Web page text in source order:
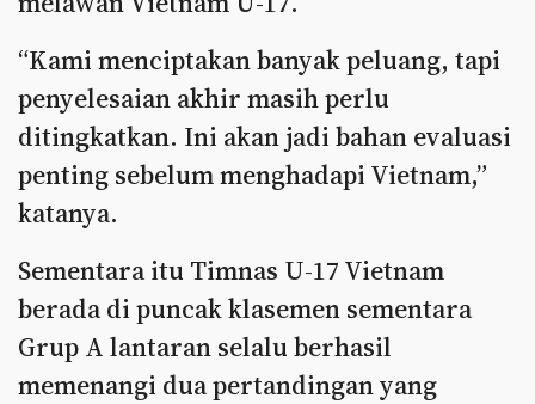
“Kami menciptakan banyak peluang, tapi
penyelesaian akhir masih perlu
ditingkatkan. Ini akan jadi bahan evaluasi
penting sebelum menghadapi Vietnam,”
katanya.
Sementara itu Timnas U-17 Vietnam
berada di puncak klasemen sementara
Grup A lantaran selalu berhasil
memenangi dua pertandingan yang